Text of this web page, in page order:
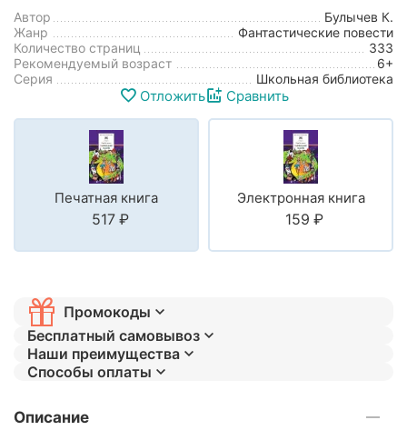
Автор
Булычев К.
Жанр
Фантастические повести
Количество страниц
333
Рекомендуемый возраст
6+
Серия
Школьная библиотека
Отложить Сравнить
Печатная книга
‍517‍ ₽
Электронная книга
‍159‍ ₽
Промокоды
Бесплатный самовывоз
Наши преимущества
Способы оплаты
Описание